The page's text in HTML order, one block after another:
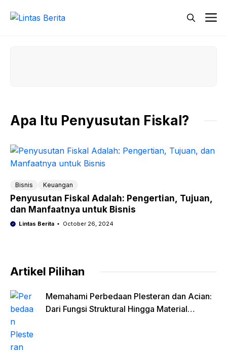
Apa Itu Penyusutan Fiskal?
Bisnis Keuangan
Penyusutan Fiskal Adalah: Pengertian, Tujuan,
dan Manfaatnya untuk Bisnis
Lintas Berita October 26, 2024
Artikel Pilihan
Memahami Perbedaan Plesteran dan Acian:
Dari Fungsi Struktural Hingga Material